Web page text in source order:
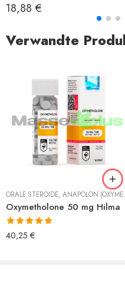
Bewertet mit
5.00von 5
18,88 €
Verwandte
ORALE STEROIDE, ANAPOLON (OXYMETHOLON)
Oxymetholone 50 mg Hilma
Bewertet mit
5.00von 5
40,25 €